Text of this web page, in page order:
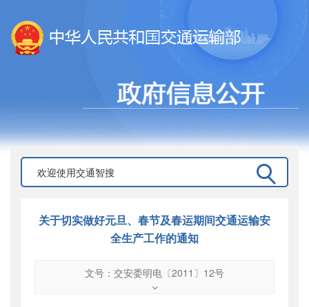
关于切实做好元旦、春节及春运期间交通运输安
全生产工作的通知
文号：交安委明电〔2011〕12号
交安委明电〔2011〕12号